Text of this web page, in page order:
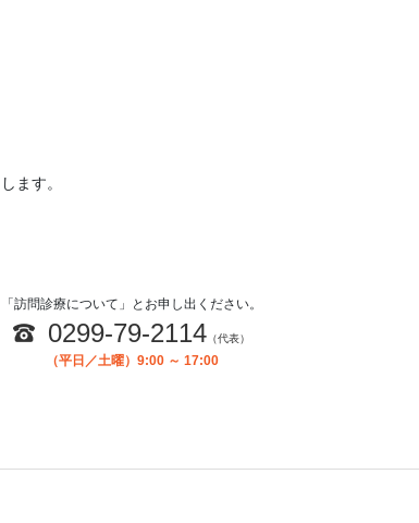
ます。
「訪問診療について」とお申し出ください。
0299-79-2114 （代表）
（平日／土曜）9:00 ～ 17:00